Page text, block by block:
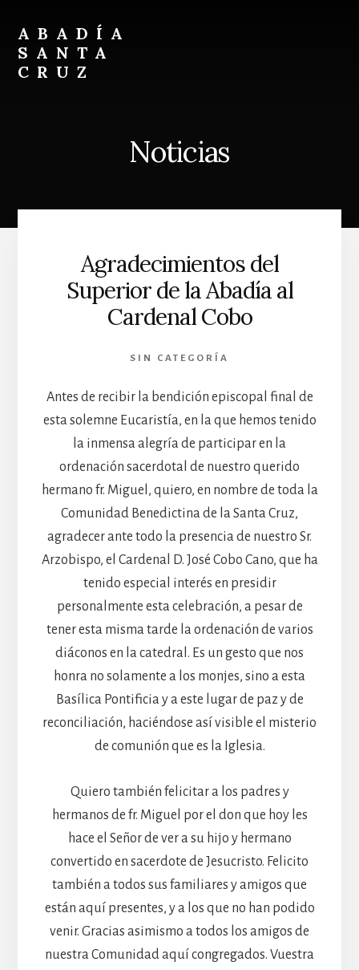
content
footer
ABADÍA
SANTA
CRUZ
Noticias
Agradecimientos del
Superior de la Abadía al
Cardenal Cobo
SIN CATEGORÍA
Antes de recibir la bendición episcopal final de
esta solemne Eucaristía, en la que hemos tenido
la inmensa alegría de participar en la
ordenación sacerdotal de nuestro querido
hermano fr. Miguel, quiero, en nombre de toda la
Comunidad Benedictina de la Santa Cruz,
agradecer ante todo la presencia de nuestro Sr.
Arzobispo, el Cardenal D. José Cobo Cano, que ha
tenido especial interés en presidir
personalmente esta celebración, a pesar de
tener esta misma tarde la ordenación de varios
diáconos en la catedral. Es un gesto que nos
honra no solamente a los monjes, sino a esta
Basílica Pontificia y a este lugar de paz y de
reconciliación, haciéndose así visible el misterio
de comunión que es la Iglesia.
Quiero también felicitar a los padres y
hermanos de fr. Miguel por el don que hoy les
hace el Señor de ver a su hijo y hermano
convertido en sacerdote de Jesucristo. Felicito
también a todos sus familiares y amigos que
están aquí presentes, y a los que no han podido
venir. Gracias asimismo a todos los amigos de
nuestra Comunidad aquí congregados. Vuestra